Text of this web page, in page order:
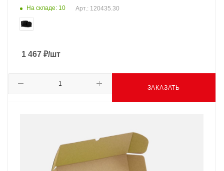
На складе: 10 Арт.: 120435.30
1 467 ₽/шт
ЗАКАЗАТЬ